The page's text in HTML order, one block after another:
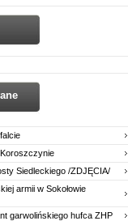
Siedleckiego /ZDJĘCIA/
armii w Sokołowie
garwolińskiego hufca ZHP